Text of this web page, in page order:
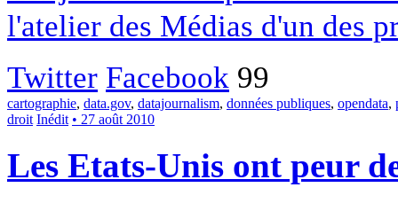
l'atelier des Médias d'un des
Twitter Facebook 99
cartographie, data.gov, datajournalism, données publiques, opendata,
droit Inédit • 27 août 2010
Les Etats-Unis ont peur